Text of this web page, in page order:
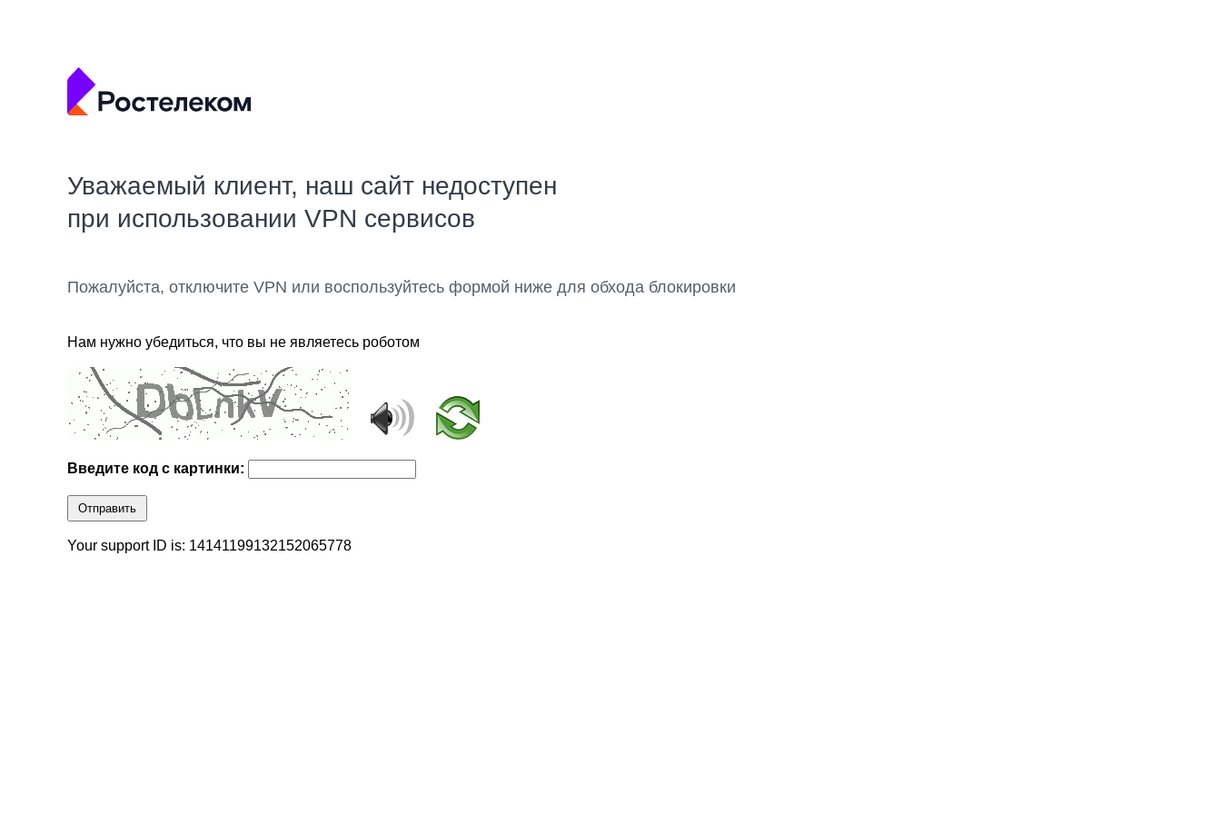
Уважаемый клиент, наш сайт недоступен
при использовании VPN сервисов
Пожалуйста, отключите VPN или воспользуйтесь формой ниже для обхода блокировки
Нам нужно убедиться, что вы не являетесь роботом
Введите код с картинки:
Отправить
Your support ID is: 14141199132152065778